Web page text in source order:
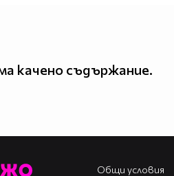
качено съдържание.
Общи условия